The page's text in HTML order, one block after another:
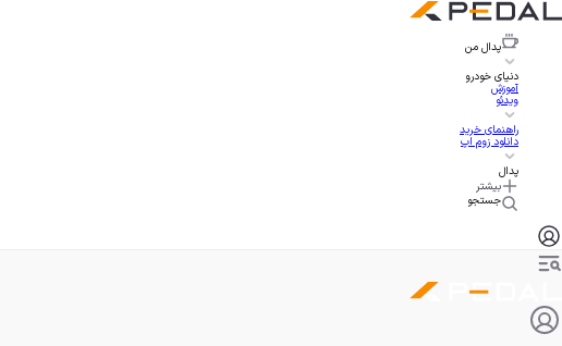
پدال من
دنیای خودرو
آموزش
ویدئو
راهنمای خرید
دانلود زوم اپ
پدال
بیشتر
جستجو